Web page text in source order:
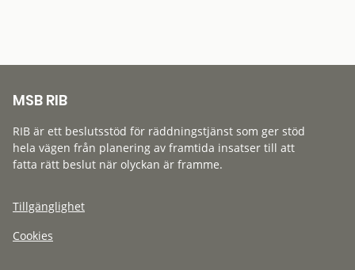
MSB RIB
RIB är ett beslutsstöd för räddningstjänst som ger stöd
hela vägen från planering av framtida insatser till att
fatta rätt beslut när olyckan är framme.
Tillgänglighet
Cookies